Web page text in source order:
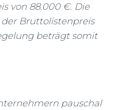
von 88.000 €. Die
Bruttolistenpreis
beträgt somit
pauschal